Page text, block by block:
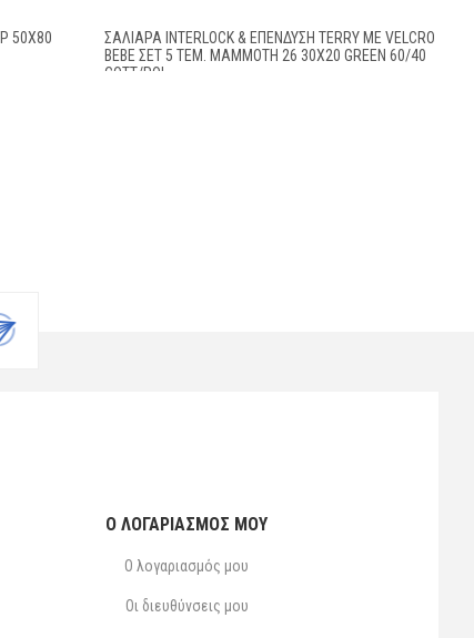
50X80
ΣΑΛΙΆΡΑ INTERLOCK & ΕΠΈΝΔΥΣΗ TERRY ΜΕ VELCRO
BEBE ΣΕΤ 5 ΤΕΜ. MAMMOTH 26 30X20 GREEN 60/40
COTT/POL
Ο ΛΟΓΑΡΙΑΣΜΌΣ ΜΟΥ
Ο λογαριασμός μου
Οι διευθύνσεις μου